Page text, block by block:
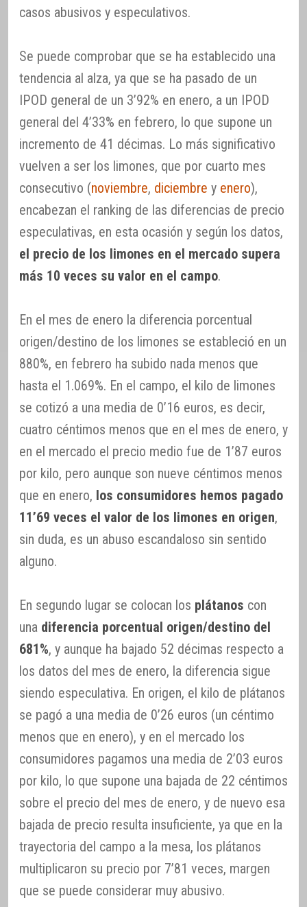
casos abusivos y especulativos.
Se puede comprobar que se ha establecido una
tendencia al alza, ya que se ha pasado de un
IPOD general de un 3’92% en enero, a un IPOD
general del 4’33% en febrero, lo que supone un
incremento de 41 décimas. Lo más significativo
vuelven a ser los limones, que por cuarto mes
consecutivo (noviembre, diciembre y enero),
encabezan el ranking de las diferencias de precio
especulativas, en esta ocasión y según los datos,
el precio de los limones en el mercado supera
más 10 veces su valor en el campo.
En el mes de enero la diferencia porcentual
origen/destino de los limones se estableció en un
880%, en febrero ha subido nada menos que
hasta el 1.069%. En el campo, el kilo de limones
se cotizó a una media de 0’16 euros, es decir,
cuatro céntimos menos que en el mes de enero, y
en el mercado el precio medio fue de 1’87 euros
por kilo, pero aunque son nueve céntimos menos
que en enero, los consumidores hemos pagado
11’69 veces el valor de los limones en origen,
sin duda, es un abuso escandaloso sin sentido
alguno.
En segundo lugar se colocan los plátanos con
una diferencia porcentual origen/destino del
681%, y aunque ha bajado 52 décimas respecto a
los datos del mes de enero, la diferencia sigue
siendo especulativa. En origen, el kilo de plátanos
se pagó a una media de 0’26 euros (un céntimo
menos que en enero), y en el mercado los
consumidores pagamos una media de 2’03 euros
por kilo, lo que supone una bajada de 22 céntimos
sobre el precio del mes de enero, y de nuevo esa
bajada de precio resulta insuficiente, ya que en la
trayectoria del campo a la mesa, los plátanos
multiplicaron su precio por 7’81 veces, margen
que se puede considerar muy abusivo.